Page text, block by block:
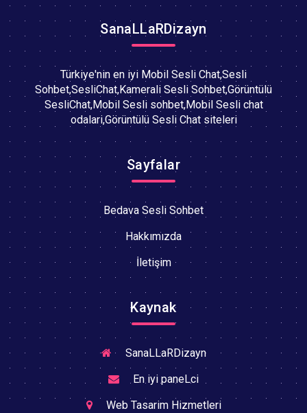
SanaLLaRDizayn
Türkiye'nin en iyi Mobil Sesli Chat,Sesli
Sohbet,SesliChat,Kamerali Sesli Sohbet,Görüntülü
SesliChat,Mobil Sesli sohbet,Mobil Sesli chat
odalari,Görüntülü Sesli Chat siteleri
Sayfalar
Bedava Sesli Sohbet
Hakkımızda
İletişim
Kaynak
SanaLLaRDizayn
En iyi paneLci
Web Tasarim Hizmetleri